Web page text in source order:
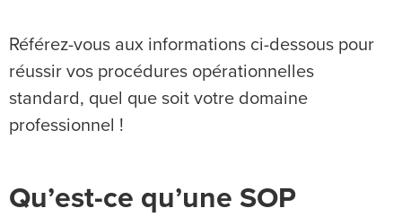
Référez-vous aux informations ci-dessous pour
réussir vos procédures opérationnelles
standard, quel que soit votre domaine
professionnel !
Qu’est-ce qu’une SOP